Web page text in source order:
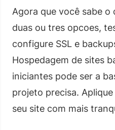
Agora que você sabe o
duas ou tres opcoes,
configure SSL e
Hospedagem de sites
iniciantes pode ser a
projeto precisa.
seu site com mais